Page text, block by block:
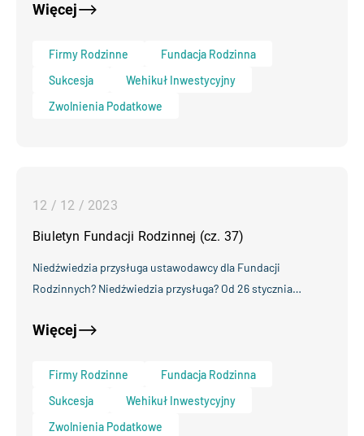
Więcej
Firmy Rodzinne
Fundacja Rodzinna
Sukcesja
Wehikuł Inwestycyjny
Zwolnienia Podatkowe
12 / 12 / 2023
Biuletyn Fundacji Rodzinnej (cz. 37)
Niedźwiedzia przysługa ustawodawcy dla Fundacji
Rodzinnych? Niedźwiedzia przysługa? Od 26 stycznia…
Więcej
Firmy Rodzinne
Fundacja Rodzinna
Sukcesja
Wehikuł Inwestycyjny
Zwolnienia Podatkowe